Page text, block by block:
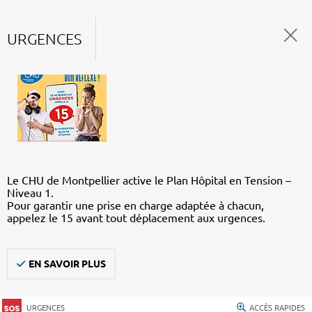
URGENCES
Le CHU de Montpellier active le Plan Hôpital en Tension –
Niveau 1.
Pour garantir une prise en charge adaptée à chacun,
appelez le 15 avant tout déplacement aux urgences.
EN SAVOIR PLUS
URGENCES ACCÈS RAPIDES